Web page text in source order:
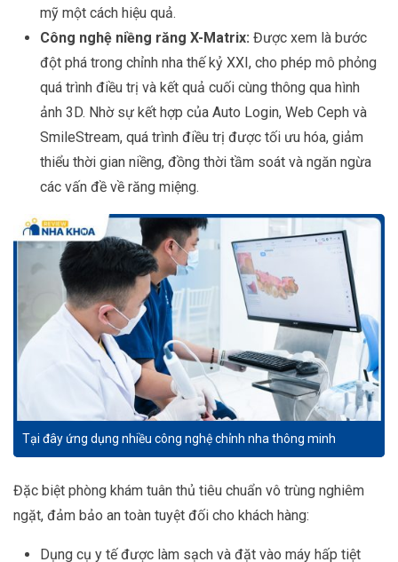
mỹ một cách hiệu quả.
Công nghệ niềng răng X-Matrix: Được xem là bước
đột phá trong chỉnh nha thế kỷ XXI, cho phép mô phỏng
quá trình điều trị và kết quả cuối cùng thông qua hình
ảnh 3D. Nhờ sự kết hợp của Auto Login, Web Ceph và
SmileStream, quá trình điều trị được tối ưu hóa, giảm
thiểu thời gian niềng, đồng thời tầm soát và ngăn ngừa
các vấn đề về răng miệng.
Tại đây ứng dụng nhiều công nghệ chỉnh nha thông minh
Đặc biệt phòng khám tuân thủ tiêu chuẩn vô trùng nghiêm
ngặt, đảm bảo an toàn tuyệt đối cho khách hàng:
Dụng cụ y tế được làm sạch và đặt vào máy hấp tiệt